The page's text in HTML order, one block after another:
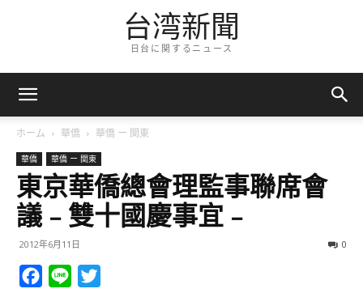
台湾新聞
日台に関するニュース
ホーム 華僑 華僑 ー 関東
華僑 華僑 ー 関東
東京華僑總會理監事聯席會
議﹣雙十國慶事宜﹣
2012年6月11日 0
Facebook
Line